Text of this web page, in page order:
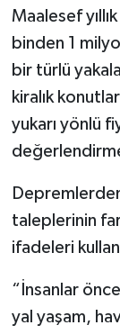
Maalesef
binden 1
bir türlü
kiralık
yukarı yönlü
taleplerinin
ifadeleri
“İnsanlar
yal yaşam,